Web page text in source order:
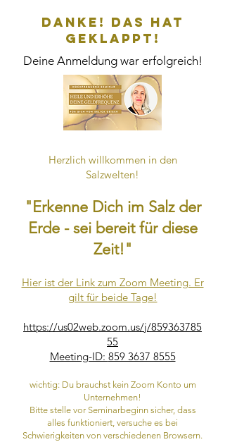
Danke! Das hat
geklappt!
Deine Anmeldung war erfolgreich!
Herzlich willkommen in den
Salzwelten!
"Erkenne Dich im Salz der
Erde - sei bereit für diese
Zeit!"
Hier ist der Link zum Zoom Meeting. Er
gilt für beide Tage!
https://us02web.zoom.us/j/859363785
55
Meeting-ID: 859 3637 8555
wichtig: Du brauchst kein Zoom Konto um
Unternehmen!
Bitte stelle vor Seminarbeginn sicher, dass
alles funktioniert, versuche es bei
Schwierigkeiten von verschiedenen Browsern.